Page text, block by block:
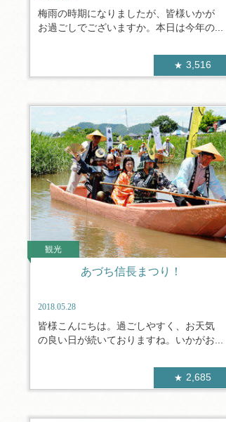
梅雨の時期になりましたが、皆様いかが
お過ごしでございますか。本日は今年の...
3,516
観光
あづち信長まつり！
2018.05.28
皆様こんにちは。過ごしやすく、お天気
の良い日が続いておりますね。いかがお...
2,685